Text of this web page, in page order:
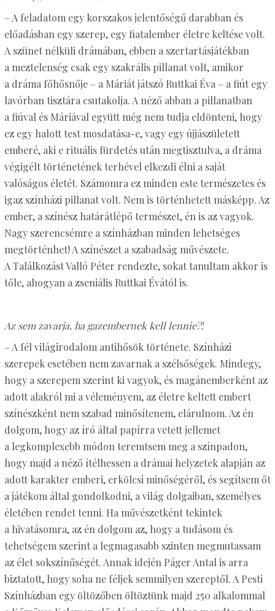
– A feladatom egy korszakos jelentőségű darabban és
előadásban egy szerep, egy fiatalember életre keltése volt.
A szünet nélküli drámában, ebben a szertartásjátékban
a meztelenség csak egy szakrális pillanat volt, amikor
a dráma főhősnője – a Máriát játszó Ruttkai Éva – a fiút egy
lavórban tisztára csutakolja. A néző abban a pillanatban
a fiúval és Máriával együtt még nem tudja eldönteni, hogy
ez egy halott test mosdatása-e, vagy egy újjászületett
emberé, aki e rituális fürdetés után megtisztulva, a dráma
végigélt történetének terhével elkezdi élni a saját
valóságos életét. Számomra ez minden este természetes és
igaz színházi pillanat volt. Nem is történhetett másképp. Az
ember, a színész határátlépő természet, én is az vagyok.
Nagy szerencsémre a színházban minden lehetséges
megtörténhet! A színészet a szabadság művészete.
A Találkozást Valló Péter rendezte, sokat tanultam akkor is
tőle, ahogyan a zseniális Ruttkai Évától is.
Az sem zavarja, ha gazembernek kell lennie?!
– A fél világirodalom antihősök története. Színházi
szerepek esetében nem zavarnak a szélsőségek. Mindegy,
hogy a szerepem szerint ki vagyok, és magánemberként az
adott alakról mi a véleményem, az életre keltett embert
színészként nem szabad minősítenem, elárulnom. Az én
dolgom, hogy az író által papírra vetett jellemet
a legkomplexebb módon teremtsem meg a színpadon,
hogy majd a néző ítélhessen a drámai helyzetek alapján az
adott karakter emberi, erkölcsi minőségéről, és segítsem őt
a játékom által gondolkodni, a világ dolgaiban, személyes
életében rendet tenni. Ha művészetként tekintek
a hivatásomra, az én dolgom az, hogy a tudásom és
tehetségem szerint a legmagasabb szinten megmutassam
az élet sokszínűségét. Annak idején Páger Antal is arra
biztatott, hogy soha ne féljek semmilyen szereptől. A Pesti
Színházban egy öltözőben öltöztünk majd 250 alkalommal